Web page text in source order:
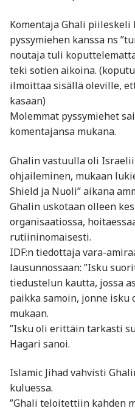
Komentaja Ghali piileskeli
pyssymiehen kanssa ns
noutaja tuli
teki sotien aikoina.
ilmoittaa sisällä oleville,
kasaan)
Molemmat pyssymiehet
komentajansa mukana.
Ghalin vastuulla oli
ohjaileminen, mukaan
Shield ja Nuoli” aikana
Ghalin uskotaan olleen
organisaatiossa,
rutiininomaisesti.
IDF:n tiedottaja vara-
lausunnossaan: ”Isku
tiedustelun kautta, jossa
paikka samoin, jonne
mukaan.
”Isku oli erittäin tarkasti
Hagari sanoi.
Islamic Jihad vahvisti
kuluessa.
”Ghali teloitettiin kahden